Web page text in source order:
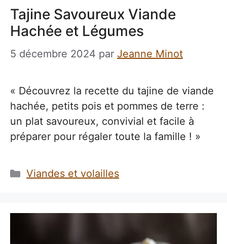
Tajine Savoureux Viande
Hachée et Légumes
5 décembre 2024 par Jeanne Minot
« Découvrez la recette du tajine de viande
hachée, petits pois et pommes de terre :
un plat savoureux, convivial et facile à
préparer pour régaler toute la famille ! »
Catégories
Viandes et volailles